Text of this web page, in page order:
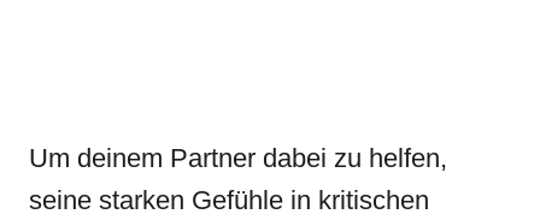
Um deinem Partner dabei zu helfen,
seine starken Gefühle in kritischen